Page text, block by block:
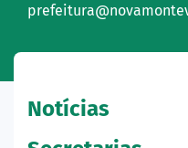
Notícias